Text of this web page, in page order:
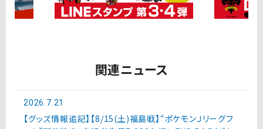
関連ニュース
2026.7.21
【グッズ情報追記】【8/15(土)福島戦】“ポケモンＪリーグフ